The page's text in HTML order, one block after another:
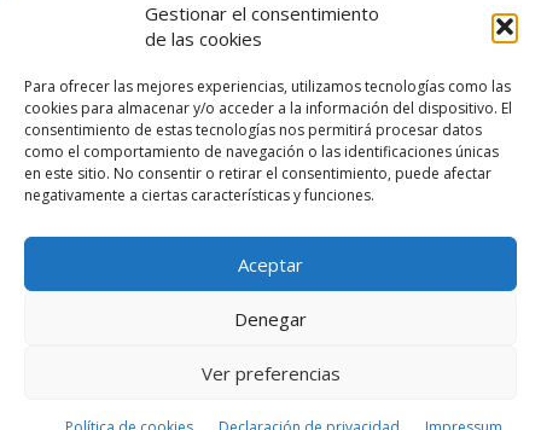
Gestionar el consentimiento
de las cookies
Para ofrecer las mejores experiencias, utilizamos tecnologías como las
cookies para almacenar y/o acceder a la información del dispositivo. El
consentimiento de estas tecnologías nos permitirá procesar datos
como el comportamiento de navegación o las identificaciones únicas
en este sitio. No consentir o retirar el consentimiento, puede afectar
negativamente a ciertas características y funciones.
Aceptar
Denegar
Ver preferencias
VER TODAS LAS MEMORIAS
© Copyright © 2023 AIIAOC - Asociación Territorial de
Ingenieros Industriales de Andalucía Occidental. Página
AIIAOC.